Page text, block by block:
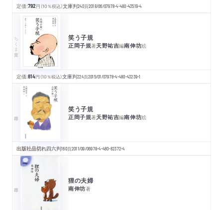
定価:792円 （10％税込）文庫判240頁2018/06/07978-4-480-43519-4
ちくま文庫 笑う子規
正岡子規著天野祐吉編南伸坊絵
定価:814円 （10％税込）文庫判224頁2015/01/07978-4-480-43239-1
笑う子規
正岡子規著天野祐吉編南伸坊絵
出版社品切れ四六判160頁2011/09/06978-4-480-82372-4
狸の夫婦
南伸坊著